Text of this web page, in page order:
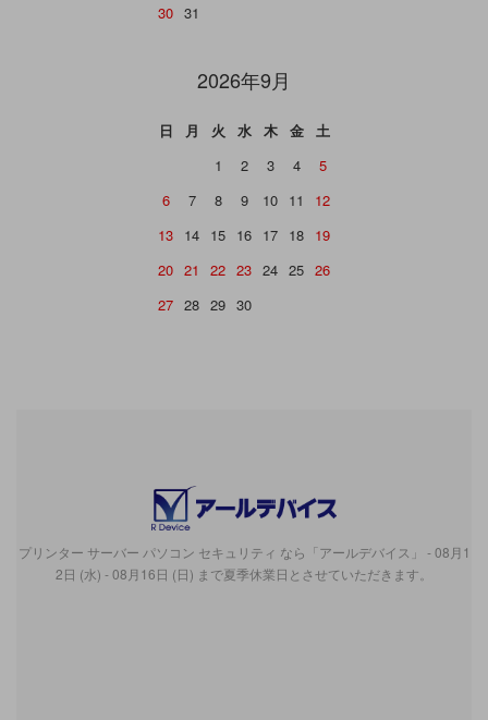
30 31
2026年9月
日 月 火 水 木 金
土
1
2 3 4
5
6
7 8 9 10 11
12
13 14 15 16 17 18 19
20 21 22 23 24 25 26
27 28 29 30
プリンター サーバー パソコン セキュリティ なら「アールデバイス」 - 08月1
2日 (水) - 08月16日 (日) まで夏季休業日とさせていただきます。